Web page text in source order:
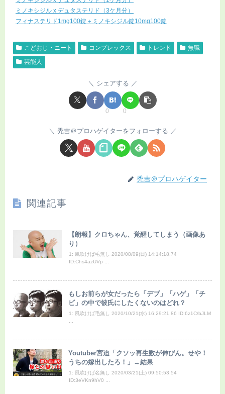
ミノキシジル x デュタステリド（3ケ月分）
フィナステリド1mg100錠＋ミノキシジル錠10mg100錠
こどおじ・ニート コンプレックス トレンド
無職
芸能人
シェアする
0 0
禿吉＠プロハゲイターをフォローする
禿吉＠プロハゲイター
関連記事
【朗報】クロちゃん、覚醒してしまう（画像あ
り）
1: 風吹けば毛無し 2020/08/09(日) 14:14:18.74
ID:Chs4azUVp ...
もしお前らが女だったら「デブ」「ハゲ」「チ
ビ」の中で彼氏にしたくないのはどれ？
1: 風吹けば毛無し 2020/10/21(水) 16:29:21.86 ID:6z1C/bJLM
...
Youtuber宮迫「クソッ再生数が伸びん。せや！
うちの嫁出したろ！」→結果
1: 風吹けば名無し 2020/03/21(土) 09:50:53.54
ID:3eVKn9hV0 ...